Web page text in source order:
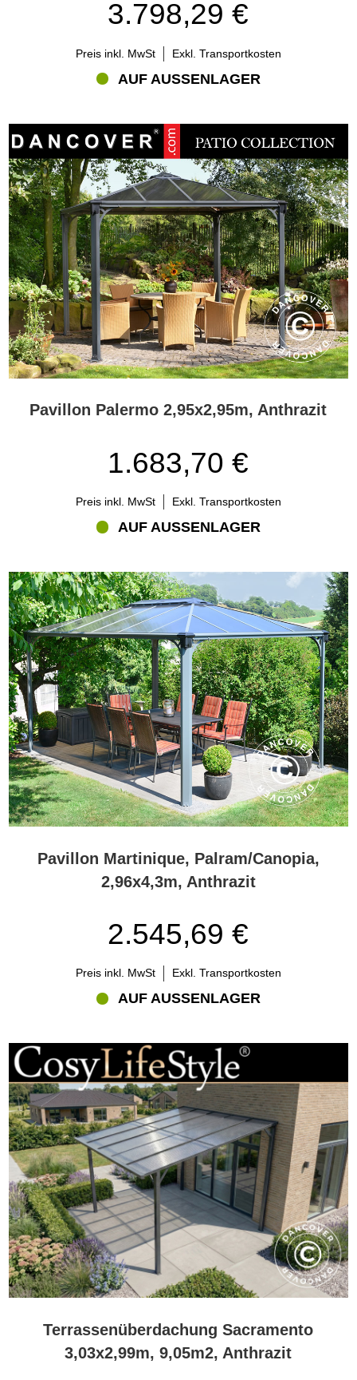
3.798,29 €
Preis inkl. MwSt Exkl. Transportkosten
AUF AUSSENLAGER
Pavillon Palermo 2,95x2,95m, Anthrazit
1.683,70 €
Preis inkl. MwSt Exkl. Transportkosten
AUF AUSSENLAGER
Pavillon Martinique, Palram/Canopia,
2,96x4,3m, Anthrazit
2.545,69 €
Preis inkl. MwSt Exkl. Transportkosten
AUF AUSSENLAGER
Terrassenüberdachung Sacramento
3,03x2,99m, 9,05m2, Anthrazit